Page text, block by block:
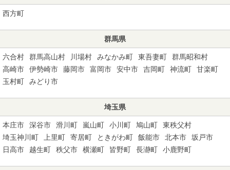
西方町
群馬県
六合村 群馬高山村 川場村 みなかみ町 東吾妻町
群馬昭和村
高崎市
伊勢崎市 藤岡市 富岡市 安中市 吉岡町 神流町
甘楽町
玉村町
みどり市
埼玉県
本庄市 深谷市 滑川町 嵐山町 小川町 鳩山町
東秩父村
埼玉神川町
上里町 寄居町 ときがわ町 飯能市 北本市
坂戸市
日高市
越生町 秩父市 横瀬町 皆野町 長瀞町 小鹿野町